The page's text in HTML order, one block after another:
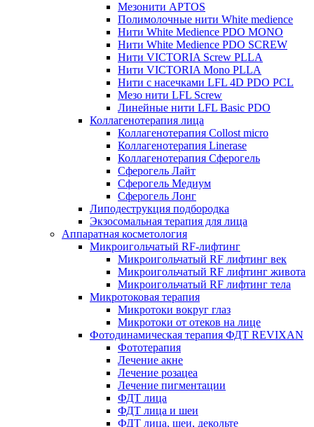
Мезонити APTOS
Полимолочные нити White medience
Нити White Medience PDO MONO
Нити White Medience PDO SCREW
Нити VICTORIA Screw PLLA
Нити VICTORIA Mono PLLA
Нити с насечками LFL 4D PDO PCL
Мезо нити LFL Screw
Линейные нити LFL Basic PDO
Коллагенотерапия лица
Коллагенотерапия Collost micro
Коллагенотерапия Linerase
Коллагенотерапия Сферогель
Сферогель Лайт
Сферогель Медиум
Сферогель Лонг
Липодеструкция подбородка
Экзосомальная терапия для лица
Аппаратная косметология
Микроигольчатый RF-лифтинг
Микроигольчатый RF лифтинг век
Микроигольчатый RF лифтинг живота
Микроигольчатый RF лифтинг тела
Микротоковая терапия
Микротоки вокруг глаз
Микротоки от отеков на лице
Фотодинамическая терапия ФДТ REVIXAN
Фототерапия
Лечение акне
Лечение розацеа
Лечение пигментации
ФДТ лица
ФДТ лица и шеи
ФДТ лица, шеи, декольте